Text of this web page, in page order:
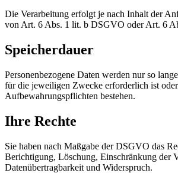
Die Verarbeitung erfolgt je nach Inhalt der
von Art. 6 Abs. 1 lit. b DSGVO oder Art. 6
Speicherdauer
Personenbezogene Daten werden nur so
für die jeweiligen Zwecke erforderlich ist
Aufbewahrungspflichten bestehen.
Ihre Rechte
Sie haben nach Maßgabe der DSGVO das
Berichtigung, Löschung, Einschränkung der
Datenübertragbarkeit und Widerspruch.